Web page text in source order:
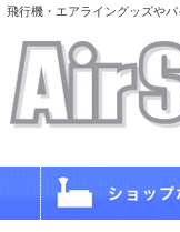
飛行機・エアライングッズや